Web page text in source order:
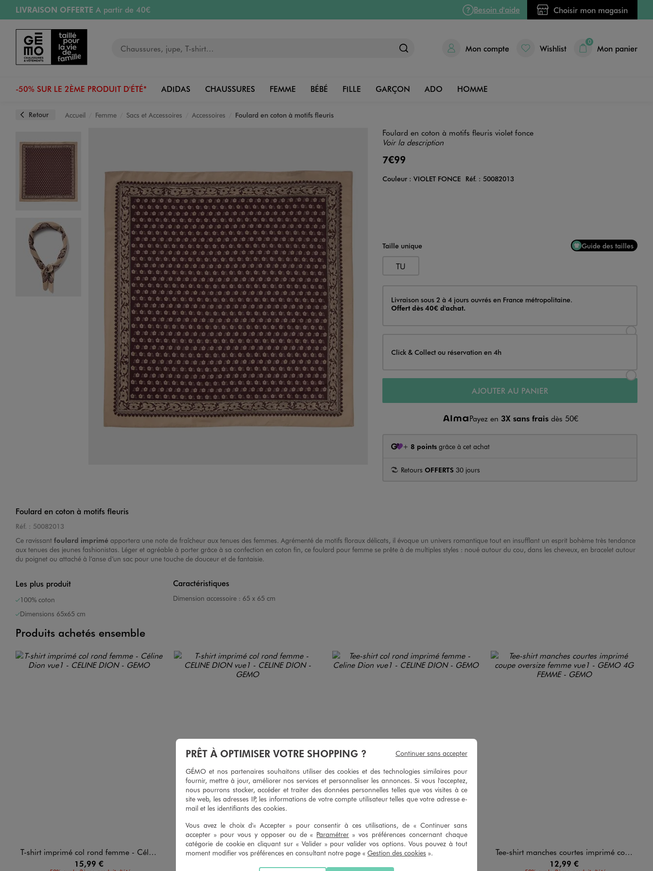
Aller au contenu principal
Aller à la navigation
LIVRAISON OFFERTE A partir de 40€
RETRAIT ET LIVRAISON OFFERTE
RÉSERVATION GRATUITE
4h en magasin
Retours OFFERTSpendant 30 jours
Besoin d'aide Choisir mon magasin
Mon compte Wishlist
0
Mon panier
-50% SUR LE 2ÈME PRODUIT D'ÉTÉ* ADIDAS CHAUSSURES FEMME BÉBÉ FILLE GARÇON ADO HOMME
Retour Accueil Femme Sacs et Accessoires Accessoires Foulard en coton à motifs fleuris
Foulard en coton à motifs fleuris violet fonce
Voir la description
7€99
Couleur
Couleur : VIOLET FONCE Réf. : 50082013
Taille unique Guide des tailles
TU
Livraison
Livraison sous 2 à 4 jours ouvrés en France métropolitaine.
Offert dès 40€ d'achat.
Click & Collect ou réservation en 4h
AJOUTER AU PANIER
Payez en 3X sans fraisdès 50€
+ 8 pointsgrâce à cet achat
Retours OFFERTS 30 jours
Foulard en coton à motifs fleuris
Réf. : 50082013
Ce ravissant foulard imprimé apportera une note de fraîcheur aux tenues des femmes. Agrémenté de motifs floraux délicats, il évoque un univers romantique tout en insufflant un esprit bohème très tendance
aux tenues des jeunes fashionistas. Léger et agréable à porter grâce à sa confection en coton fin, ce foulard pour femme se prête à de multiples styles : noué autour du cou, dans les cheveux, en bracelet autour
du poignet ou attaché à l’anse d’un sac pour une touche de douceur et de fantaisie.
Les plus produit
100% coton
Dimensions 65x65 cm
Caractéristiques
Dimension accessoire : 65 x 65 cm
Produits achetés ensemble
T-shirt imprimé col rond femme - Céline Dion
15,99 €
T-shirt imprimé col rond femme - CELINE DION
Tee-shirt col rond imprimé femme - Celine Dion
Tee-shirt manches courtes imprimé coupe oversize femme
12,99 €
PRÊT À OPTIMISER VOTRE SHOPPING ?
GÉMO et nos partenaires souhaitons utiliser des cookies et des technologies similaires pour
fournir, mettre à jour, améliorer nos services et personnaliser les annonces. Si vous l'acceptez,
nous pourrons stocker, accéder et traiter des données personnelles telles que vos visites à ce
site web, les adresses IP, les informations de votre compte utilisateur telles que votre adresse e-
mail et les identifiants des cookies.
Vous avez le choix d'« Accepter » pour consentir à ces utilisations, de « Continuer sans
accepter » pour vous y opposer ou de « Paramétrer » vos préférences concernant chaque
catégorie de cookie en cliquant sur « Valider » pour valider vos options. Vous pouvez à tout
moment modifier vos préférences en consultant notre page « Gestion des cookies ».
Continuer sans accepter